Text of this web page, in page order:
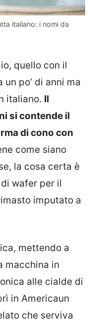
italiano: i nomi da
quello con il
po’ di anni ma
italiano. Il
si contende il
di cono con
come siano
la cosa certa è
wafer per il
imputato a
mettendo a
macchina in
alle cialde di
in Americaun
che serviva